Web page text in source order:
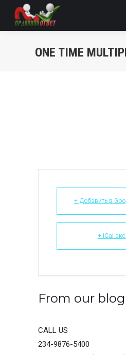
ONE TIME
+ Добавить в
+ iCal
From our blog
CALL US
234-9876-5400